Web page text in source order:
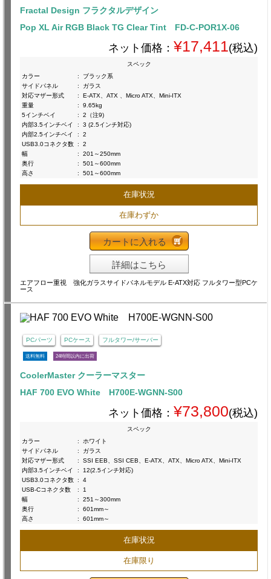
Fractal Design フラクタルデザイン
Pop XL Air RGB Black TG Clear Tint FD-C-POR1X-06
ネット価格： ¥17,411(税込)
スペック
カラー
:
ブラック系
サイドパネル
:
ガラス
対応マザー形式
:
E-ATX、ATX 、Micro ATX、Mini-ITX
重量
:
9.65kg
5インチベイ
:
2（注9)
内部3.5インチベイ
:
3 (2.5インチ対応)
内部2.5インチベイ
:
2
USB3.0コネクタ数 :
2
幅
:
201～250mm
奥行
:
501～600mm
高さ
: 501～600mm
在庫状況
在庫わずか
カートに入れる
詳細はこちら
エアフロー重視 強化ガラスサイドパネルモデル E-ATX対応 フルタワー型PCケ
ース
PCパーツ PCケース フルタワー/サーバー
送料無料 24時間以内に出荷
CoolerMaster クーラーマスター
HAF 700 EVO White H700E-WGNN-S00
ネット価格： ¥73,800(税込)
スペック
カラー
:
ホワイト
サイドパネル
:
ガラス
対応マザー形式
:
SSI EEB、SSI CEB、E-ATX、ATX、Micro ATX、Mini-ITX
内部3.5インチベイ
:
12(2.5インチ対応)
USB3.0コネクタ数 :
4
USB-Cコネクタ数
:
1
幅
:
251～300mm
奥行
:
601mm～
高さ
: 601mm～
在庫状況
在庫限り